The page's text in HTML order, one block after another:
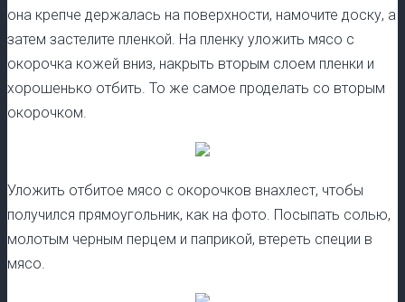
она крепче держалась на поверхности, намочите доску, а
затем застелите пленкой. На пленку уложить мясо с
окорочка кожей вниз, накрыть вторым слоем пленки и
хорошенько отбить. То же самое проделать со вторым
окорочком.
Уложить отбитое мясо с окорочков внахлест, чтобы
получился прямоугольник, как на фото. Посыпать солью,
молотым черным перцем и паприкой, втереть специи в
мясо.